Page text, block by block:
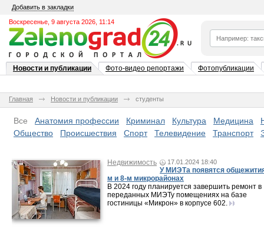
Добавить в закладки
Воскресенье, 9 августа 2026, 11:14
Новости и публикации Фото-видео репортажи Фотопубликации
Главная Новости и публикации студенты
Все Анатомия профессии Криминал Культура Медицина
Общество
Происшествия Спорт Телевидение Транспорт
Недвижимость 17.01.2024 18:40
У МИЭТа появятся
м и 8-м микрорайонах
В 2024 году планируется завершить ремонт в
переданных МИЭТу помещениях на базе
гостиницы «Микрон» в корпусе 602.